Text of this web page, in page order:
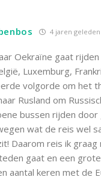
4 jaren geleden
Oekraïne gaat
Luxemburg,
volgorde om het
Rusland om
bussen rijden door
wat de reis wel
Daarom reis ik
gaat en een
aantal keren met de